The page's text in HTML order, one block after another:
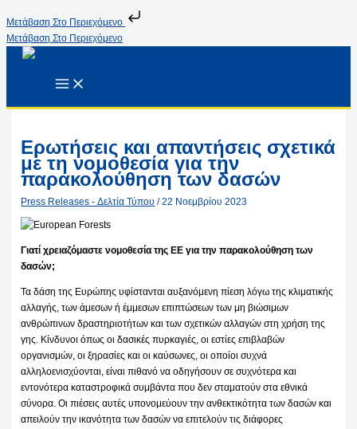
Μετάβαση Στο Περιεχόμενο
Μετάβαση Στο Περιεχόμενο
Ερωτήσεις και απαντήσεις σχετικά
με τη νομοθεσία για την
παρακολούθηση των δασών
Press Releases - Δελτία Τύπου /22 Νοεμβρίου 2023
Γιατί χρειαζόμαστε νομοθεσία της ΕΕ για την παρακολούθηση των
δασών;
Τα δάση της Ευρώπης υφίστανται αυξανόμενη πίεση λόγω της κλιματικής
αλλαγής, των άμεσων ή έμμεσων επιπτώσεων των μη βιώσιμων
ανθρώπινων δραστηριοτήτων και των σχετικών αλλαγών στη χρήση της
γης. Κίνδυνοι όπως οι δασικές πυρκαγιές, οι εστίες επιβλαβών
οργανισμών, οι ξηρασίες και οι καύσωνες, οι οποίοι συχνά
αλληλοενισχύονται, είναι πιθανό να οδηγήσουν σε συχνότερα και
εντονότερα καταστροφικά συμβάντα που δεν σταματούν στα εθνικά
σύνορα. Οι πιέσεις αυτές υπονομεύουν την ανθεκτικότητα των δασών και
απειλούν την ικανότητα των δασών να επιτελούν τις διάφορες